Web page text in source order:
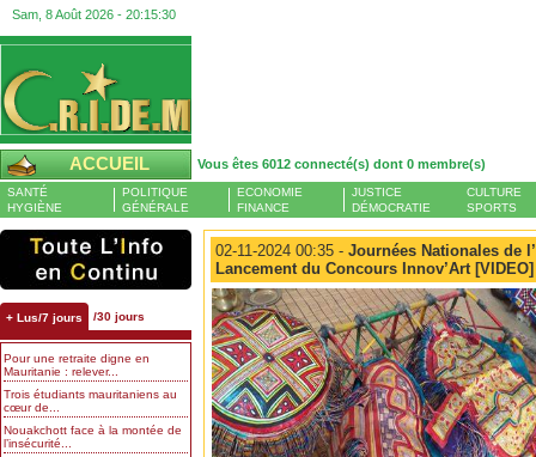
Sam, 8 Août 2026 - 20:15:31
ACCUEIL Vous êtes 6012 connecté(s) dont 0 membre(s)
SANTÉ
HYGIÈNE
POLITIQUE
GÉNÉRALE
ECONOMIE
FINANCE
JUSTICE
DÉMOCRATIE
CULTURE
SPORTS
+ Lus/7 jours /30 jours
Pour une retraite digne en
Mauritanie : relever...
Trois étudiants mauritaniens au
cœur de...
Nouakchott face à la montée de
l’insécurité...
02-11-2024 00:35 - Journées Nationales de
Lancement du Concours Innov’Art [VIDEO]